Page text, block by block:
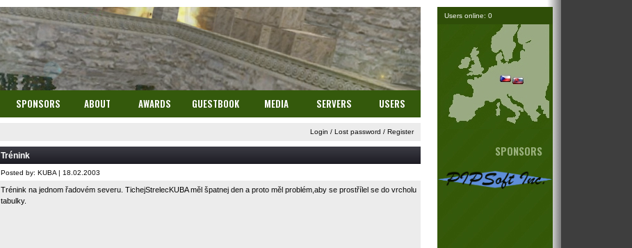
SPONSORS ABOUT AWARDS GUESTBOOK MEDIA SERVERS USERS
Login / Lost password / Register
Trénink
Posted by: KUBA | 18.02.2003
Trénink na jednom řadovém severu. TichejStrelecKUBA měl špatnej den a proto měl problém,aby se prostřílel se do vrcholu
tabulky.
Users online: 0
SPONSORS